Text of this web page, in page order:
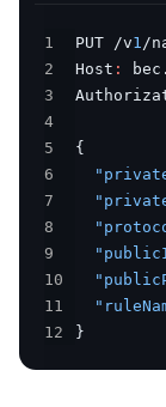
产品定价
快速入门
操作指南
典型实践
API 1.0参考
API 2.0参考
1 PUT /v1 /
2
Host :
3
4
5
{
6
7
8
9
10
11
12
}